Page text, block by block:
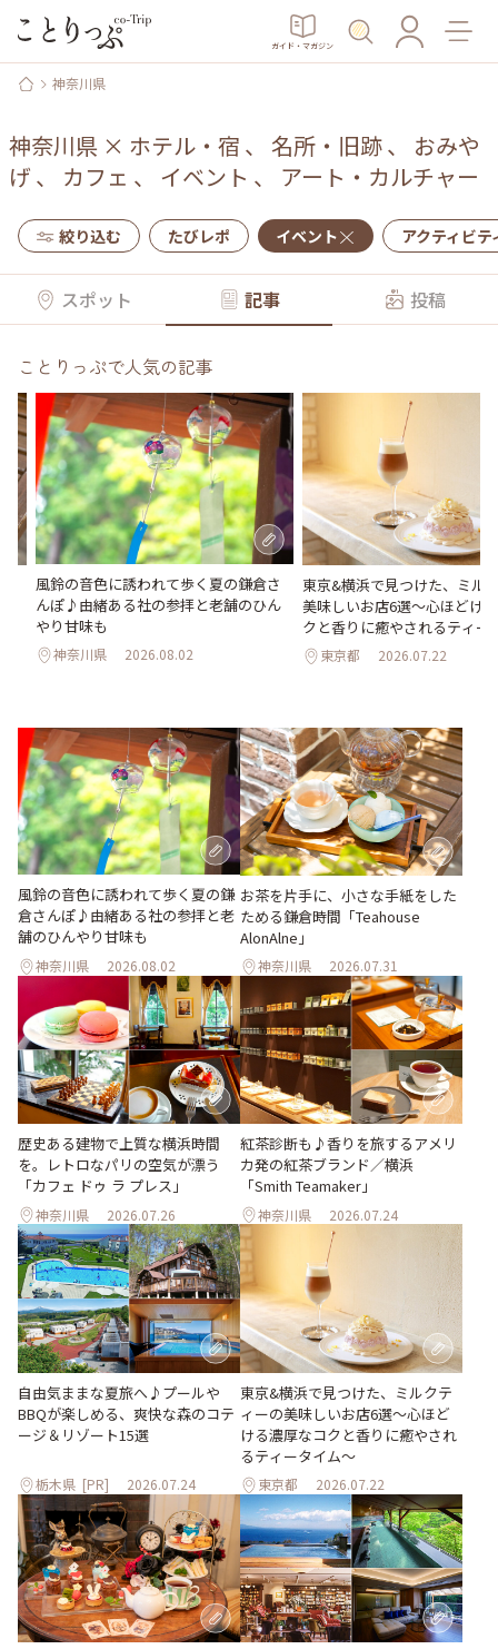
ガイド・マガジン
神奈川県
神奈川県 × ホテル・宿 、 名所・旧跡、 おみや
げ 、 カフェ 、 イベント 、 アート・カルチャー
絞り込む たびレポ イベント アクティビテ
スポット 記事 投稿
ことりっぷで人気の記事
風鈴の音色に誘われて歩く夏の鎌倉さ
んぽ♪由緒ある社の参拝と老舗のひん
やり甘味も
神奈川県 2026.08.02
東京&横浜で見つけた、ミル
美味しいお店6選～心ほどけ
クと香りに癒やされるティー
東京都 2026.07.22
風鈴の音色に誘われて歩く夏の鎌
倉さんぽ♪由緒ある社の参拝と老
舗のひんやり甘味も
神奈川県 2026.08.02
お茶を片手に、小さな手紙をした
ためる鎌倉時間「Teahouse
AlonAlne」
神奈川県 2026.07.31
歴史ある建物で上質な横浜時間
を。レトロなパリの空気が漂う
「カフェ ドゥ ラ プレス」
神奈川県 2026.07.26
紅茶診断も♪香りを旅するアメリ
カ発の紅茶ブランド／横浜
「Smith Teamaker」
神奈川県 2026.07.24
自由気ままな夏旅へ♪プールや
BBQが楽しめる、爽快な森のコテ
ージ＆リゾート15選
栃木県 [PR] 2026.07.24
東京&横浜で見つけた、ミルクテ
ィーの美味しいお店6選～心ほど
ける濃厚なコクと香りに癒やされ
るティータイム～
東京都 2026.07.22